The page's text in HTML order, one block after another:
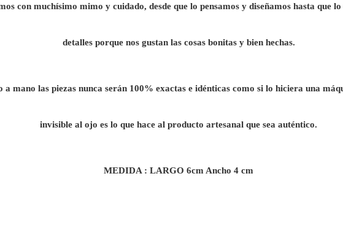
con muchísimo mimo y cuidado, desde que lo pensamos y diseñamos hasta que
detalles porque nos gustan las cosas bonitas y bien hechas.
mano las piezas nunca serán 100% exactas e idénticas como si lo hiciera una
invisible al ojo es lo que hace al producto artesanal que sea auténtico.
MEDIDA : LARGO 6cm Ancho 4 cm